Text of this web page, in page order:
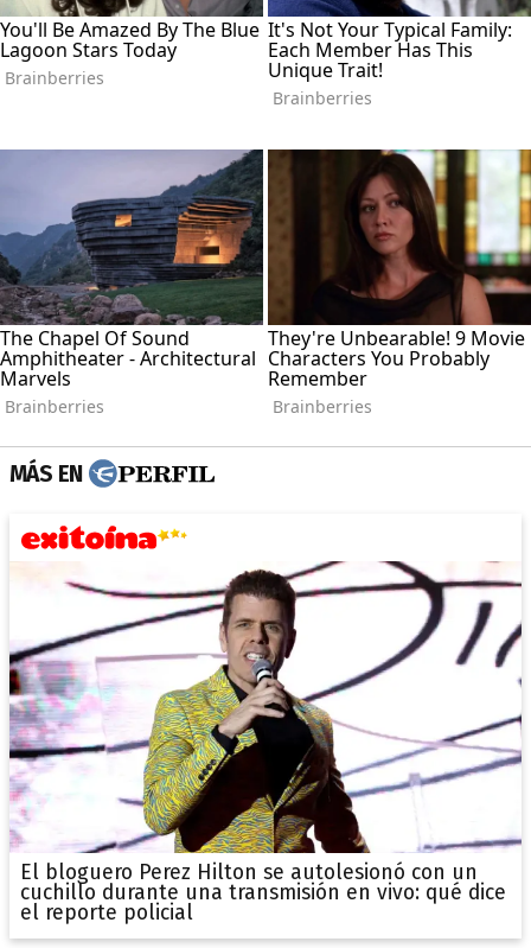
MÁS EN
El bloguero Perez Hilton se autolesionó con un
cuchillo durante una transmisión en vivo: qué dice
el reporte policial